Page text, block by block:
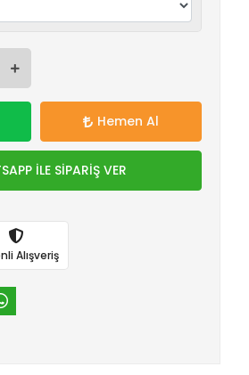
Hemen Al
İLE SİPARİŞ VER
Alışveriş